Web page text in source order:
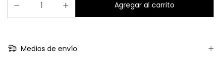
Medios de envío